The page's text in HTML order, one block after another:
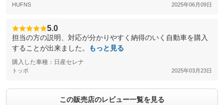
HUFNS 2025年06月09日
5.0
担当の方の説明、対応が分かりやすく納得のいく自動車を購入
することが出来ました。
もっと見る
購入した車種：日産セレナ
トッポ 2025年03月23日
この販売店のレビュー一覧を見る